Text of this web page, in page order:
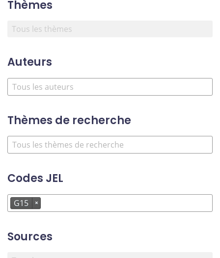
Thèmes
Auteurs
Thèmes de recherche
Codes JEL
G15 ×
Sources